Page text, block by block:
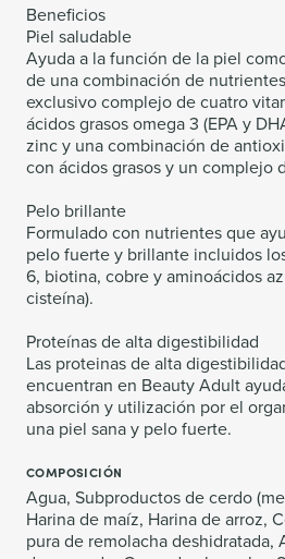
Beneficios
Piel saludable
Ayuda a la función de la piel
de una combinación de
exclusivo complejo de cuatro
ácidos grasos omega 3 (EPA y
zinc y una combinación de
con ácidos grasos y un complejo
Pelo brillante
Formulado con nutrientes que
pelo fuerte y brillante incluidos
6, biotina, cobre y aminoácidos
cisteína).
Proteínas de alta digestibilidad
Las proteinas de alta
encuentran en Beauty Adult
absorción y utilización por el
una piel sana y pelo fuerte.
COMPOSICIÓN
Agua, Subproductos de cerdo
Harina de maíz, Harina de arroz,
pura de remolacha